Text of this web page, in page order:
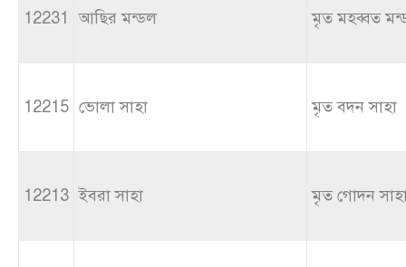
12231 আছির মন্ডল মৃত মহব্বত
12215 ভোলা সাহা মৃত বদন সাহা
12213 ইবরা সাহা মৃত গোদন